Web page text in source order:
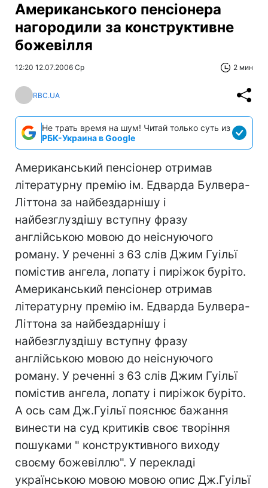
Американського пенсіонера
нагородили за конструктивне
божевілля
12:20 12.07.2006 Ср 2 мин
RBC.UA
Не трать время на шум! Читай только суть из
РБК-Украина в Google
Американський пенсіонер отримав
літературну премію ім. Едварда Булвера-
Літтона за найбездарнішу і
найбезглуздішу вступну фразу
англійською мовою до неіснуючого
роману. У реченні з 63 слів Джим Гуільї
помістив ангела, лопату і пиріжок буріто.
Американський пенсіонер отримав
літературну премію ім. Едварда Булвера-
Літтона за найбездарнішу і
найбезглуздішу вступну фразу
англійською мовою до неіснуючого
роману. У реченні з 63 слів Джим Гуільї
помістив ангела, лопату і пиріжок буріто.
А ось сам Дж.Гуільї пояснює бажання
винести на суд критиків своє творіння
пошуками " конструктивного виходу
своєму божевіллю". У перекладі
українською мовою мовою опис Дж.Гуільї